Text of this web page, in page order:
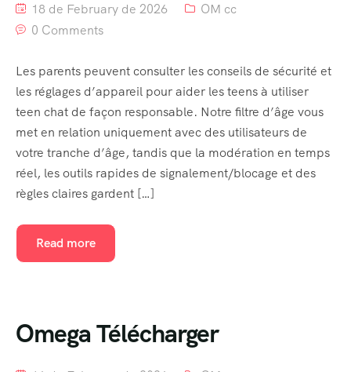
Grid No Sidebar
Masonry No Sidebar
Cart
Checkout
My account
Event List 1
Event List 2
Event List 4
18 de February de 2026
OM cc
0 Comments
Les parents peuvent consulter les conseils de sécurité et
les réglages d’appareil pour aider les teens à utiliser
teen chat de façon responsable. Notre filtre d’âge vous
met en relation uniquement avec des utilisateurs de
votre tranche d’âge, tandis que la modération en temps
réel, les outils rapides de signalement/blocage et des
règles claires gardent […]
Read more
Omega Télécharger